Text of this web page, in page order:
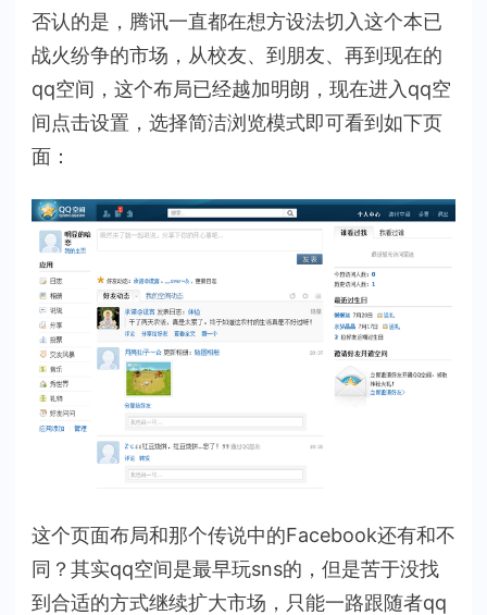
否认的是，腾讯一直都在想方设法切入这个本已
战火纷争的市场，从校友、到朋友、再到现在的
qq空间，这个布局已经越加明朗，现在进入qq空
间点击设置，选择简洁浏览模式即可看到如下页
面：
这个页面布局和那个传说中的Facebook还有和不
同？其实qq空间是最早玩sns的，但是苦于没找
到合适的方式继续扩大市场，只能一路跟随者qq